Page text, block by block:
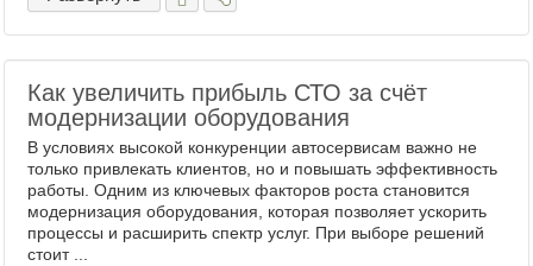
Как увеличить прибыль СТО за счёт
модернизации оборудования
В условиях высокой конкуренции автосервисам важно не
только привлекать клиентов, но и повышать эффективность
работы. Одним из ключевых факторов роста становится
модернизация оборудования, которая позволяет ускорить
процессы и расширить спектр услуг. При выборе решений
стоит ...